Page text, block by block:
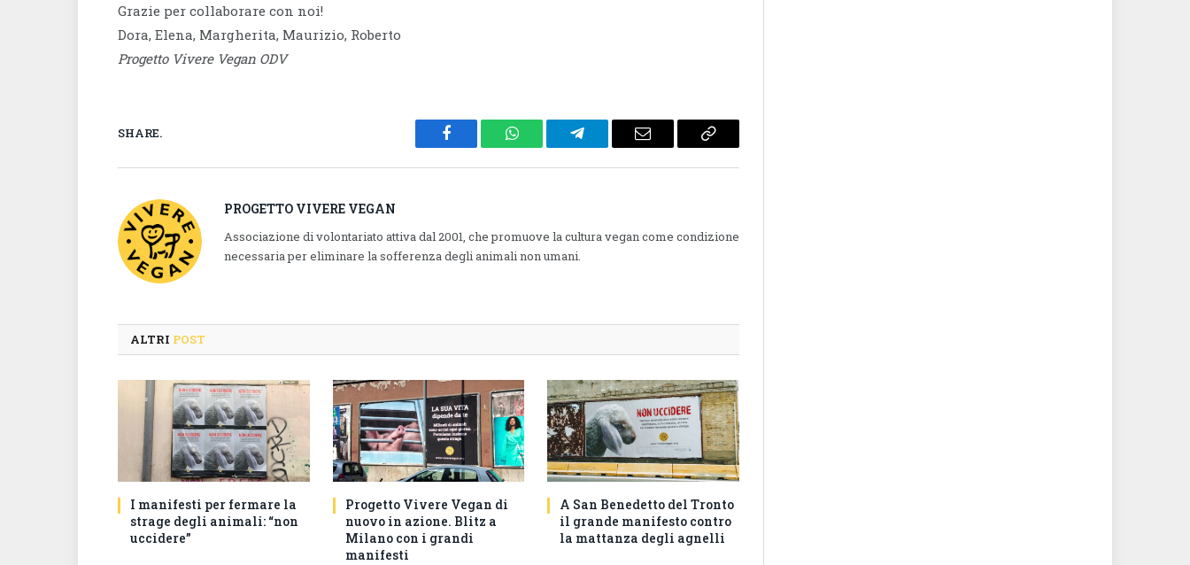
Grazie per collaborare con noi!
Dora, Elena, Margherita, Maurizio, Roberto
Progetto Vivere Vegan ODV
SHARE.
Facebook WhatsAppTelegram Email
Copy
PROGETTO VIVERE VEGAN
Associazione di volontariato attiva dal 2001, che promuove la cultura vegan come condizione
necessaria per eliminare la sofferenza degli animali non umani.
ALTRI POST
I manifesti per fermare la
strage degli animali: “non
uccidere”
Progetto Vivere Vegan di
nuovo in azione. Blitz a
Milano con i grandi
manifesti
A San Benedetto del Tronto
il grande manifesto contro
la mattanza degli agnelli